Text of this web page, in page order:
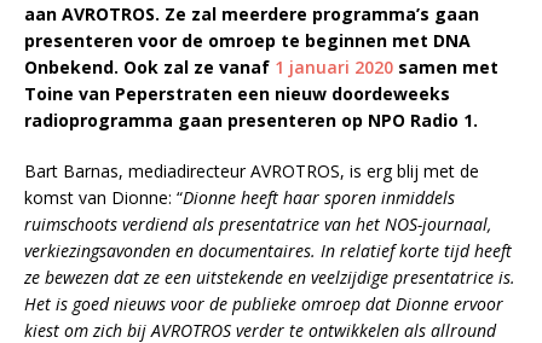
aan AVROTROS. Ze zal meerdere programma’s gaan
presenteren voor de omroep te beginnen met DNA
Onbekend. Ook zal ze vanaf 1 januari 2020 samen met
Toine van Peperstraten een nieuw doordeweeks
radioprogramma gaan presenteren op NPO Radio 1.
Bart Barnas, mediadirecteur AVROTROS, is erg blij met de
komst van Dionne: “Dionne heeft haar sporen inmiddels
ruimschoots verdiend als presentatrice van het NOS-journaal,
verkiezingsavonden en documentaires. In relatief korte tijd heeft
ze bewezen dat ze een uitstekende en veelzijdige presentatrice is.
Het is goed nieuws voor de publieke omroep dat Dionne ervoor
kiest om zich bij AVROTROS verder te ontwikkelen als allround